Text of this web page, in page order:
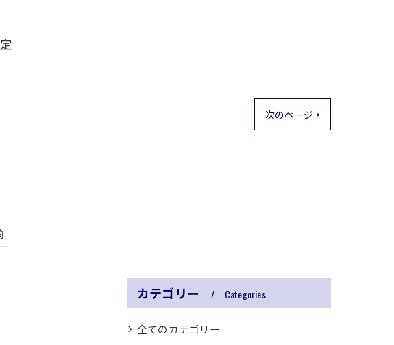
次のページ >
カテゴリー Categories
全てのカテゴリー